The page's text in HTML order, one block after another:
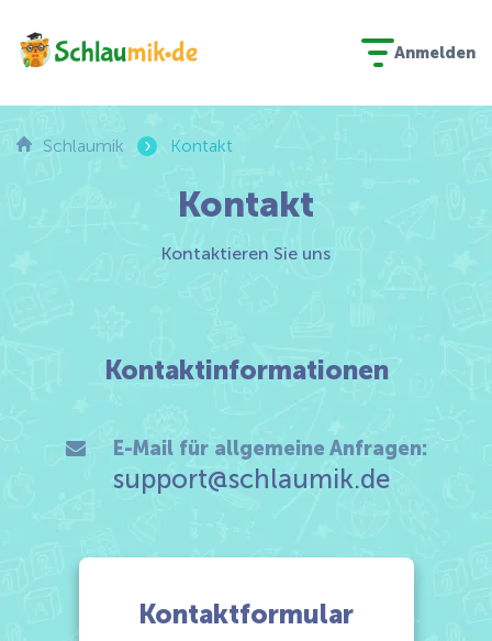
Anmelden
Schlaumik › Kontakt
Kontakt
Kontaktieren Sie uns
Kontaktinformationen
E-Mail für allgemeine Anfragen:
support@schlaumik.de
Kontaktformular